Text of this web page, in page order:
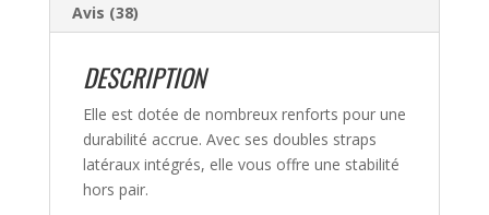
Avis (38)
DESCRIPTION
Elle est dotée de nombreux renforts pour une
durabilité accrue. Avec ses doubles straps
latéraux intégrés, elle vous offre une stabilité
hors pair.